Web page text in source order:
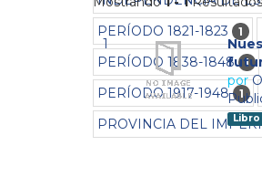
PERÍODO 1821-1823 1
PERÍODO 1838-1848 1
PERÍODO 1917-1948 1
PROVINCIA DEL
1
por
Libro